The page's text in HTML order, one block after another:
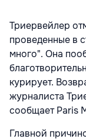
Триервейлер
проведенные в
много". Она
курирует.
журналиста
сообщает Paris
Главной